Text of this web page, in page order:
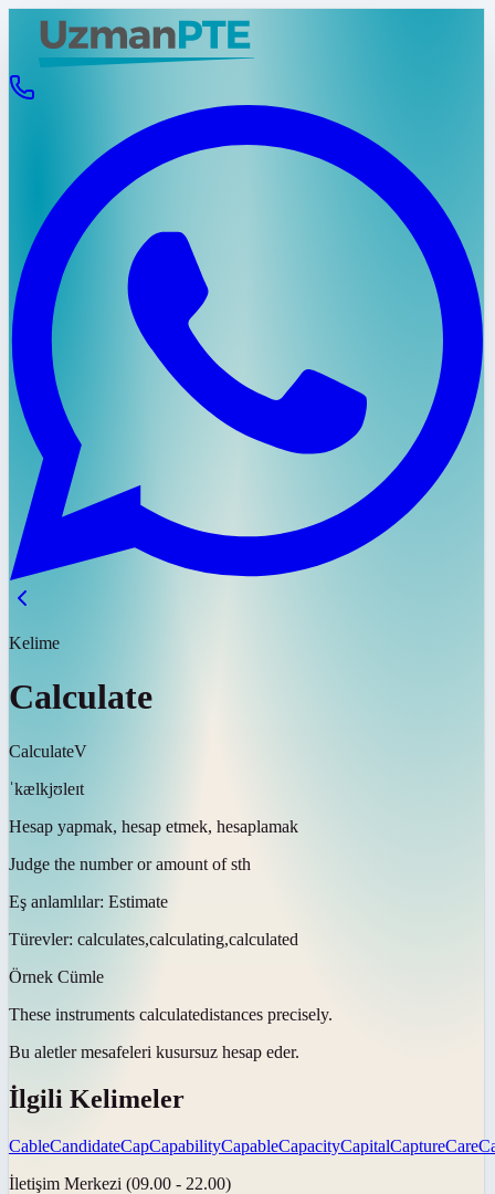
Kelime
Calculate
CalculateV
ˈkælkjʊleɪt
Hesap yapmak, hesap etmek, hesaplamak
Judge the number or amount of sth
Eş anlamlılar: Estimate
Türevler: calculates,calculating,calculated
Örnek Cümle
These instruments calculatedistances precisely.
Bu aletler mesafeleri kusursuz hesap eder.
İlgili Kelimeler
CableCandidateCapCapabilityCapableCapacityCapitalCaptureCare
İletişim Merkezi (09.00 - 22.00)